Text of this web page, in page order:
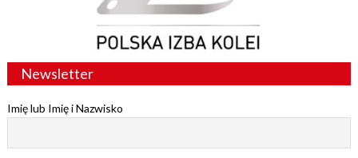
Newsletter
Imię lub Imię i Nazwisko